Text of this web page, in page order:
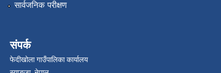
सार्वजनिक परीक्षण
संपर्क
फेदीखोला गाउँपालिका कार्यालय